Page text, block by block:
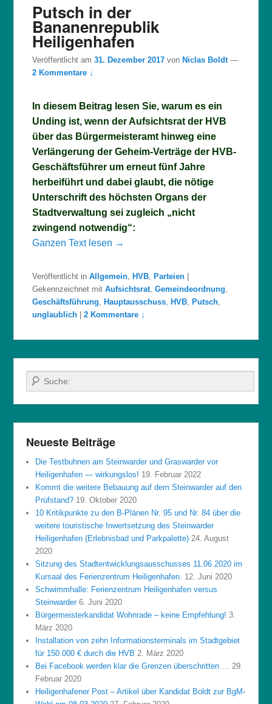
Putsch in der
Bananenrepublik
Heiligenhafen
Veröffentlicht am31. Dezember 2017 von Niclas Boldt —
2 Kommentare ↓
In diesem Beitrag lesen Sie, warum es ein
Unding ist, wenn der Aufsichtsrat der HVB
über das Bürgermeisteramt hinweg eine
Verlängerung der Geheim-Verträge der HVB-
Geschäftsführer um erneut fünf Jahre
herbeiführt und dabei glaubt, die nötige
Unterschrift des höchsten Organs der
Stadtverwaltung sei zugleich „nicht
zwingend notwendig“:
Ganzen Text lesen →
Veröffentlicht in Allgemein HVB Parteien
Gekennzeichnet mit Aufsichtsrat ,Gemeindeordnung
Geschäftsführung
Hauptausschuss HVB Putsch
unglaublich
|2 Kommentare ↓
Suche
Neueste Beiträge
Die Testbuhnen am Steinwarder und Graswarder vor
Heiligenhafen — wirkungslos! 19. Februar 2022
Kommt die weitere Bebauung auf dem Steinwarder auf den
Prüfstand? 19. Oktober 2020
10 Kritikpunkte zu den B-Plänen Nr. 95 und Nr. 84 über die
weitere touristische Inwertsetzung des Steinwarder
Heiligenhafen (Erlebnisbad und Parkpalette) 24. August
2020
Sitzung des Stadtentwicklungsausschusses 11.06.2020 im
Kursaal des Ferienzentrum Heiligenhafen. 12. Juni 2020
Schwimmhalle: Ferienzentrum Heiligenhafen versus
Steinwarder 6. Juni 2020
Bürgermeisterkandidat Wohnrade – keine Empfehlung! 3.
März 2020
Installation von zehn Informationsterminals im Stadtgebiet
für 150.000 € durch die HVB 2. März 2020
Bei Facebook werden klar die Grenzen überschritten …
29.
Februar 2020
Heiligenhafener Post – Artikel über Kandidat Boldt zur BgM-